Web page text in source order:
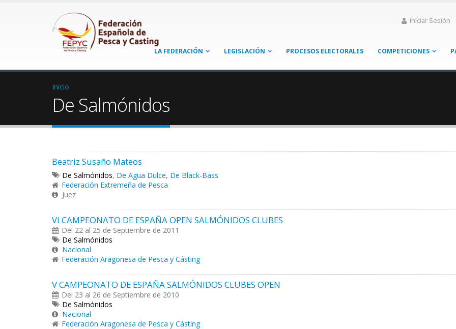
Iniciar Sesión
LA FEDERACIÓN LEGISLACIÓN PROCESOS ELECTORALES COMPETICIONES
Inicio
De Salmónidos
Beatriz Susaño Mateos
De Salmónidos, De Agua Dulce, De Black-Bass
Federación Extremeña de Pesca
Juez
VI CAMPEONATO DE ESPAÑA OPEN SALMÓNIDOS CLUBES
Del 22 al 25 de Septiembre de 2011
De Salmónidos
Nacional
Federación Aragonesa de Pesca y Cásting
V CAMPEONATO DE ESPAÑA SALMÓNIDOS CLUBES OPEN
Del 23 al 26 de Septiembre de 2010
De Salmónidos
Nacional
Federación Aragonesa de Pesca y Cásting